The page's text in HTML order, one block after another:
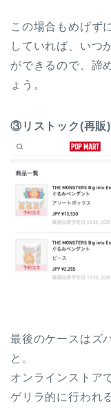
この場合もめげず
していれば、いつ
ができるので、諦
ょう。
③リストック(再販)
最後のケースはズ
と。
オンラインストア
ゲリラ的に行われ